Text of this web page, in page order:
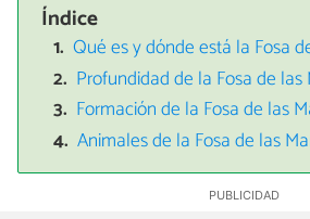
Índice
Qué es y dónde está la Fosa
Profundidad de la Fosa de las
Formación de la Fosa de las
Animales de la Fosa de las